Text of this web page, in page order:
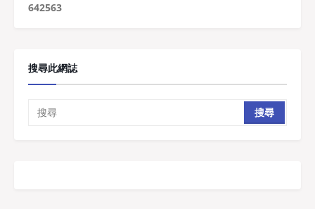
642563
搜尋此網誌